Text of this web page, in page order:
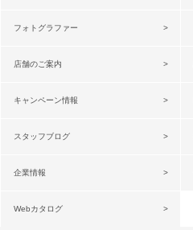
フォトグラファー
店舗のご案内
キャンペーン情報
スタッフブログ
企業情報
Webカタログ